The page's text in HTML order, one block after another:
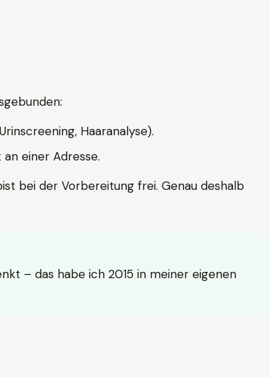
Haaranalyse).
einer Adresse.
bei der Vorbereitung frei. Genau deshalb
– das habe ich 2015 in meiner eigenen